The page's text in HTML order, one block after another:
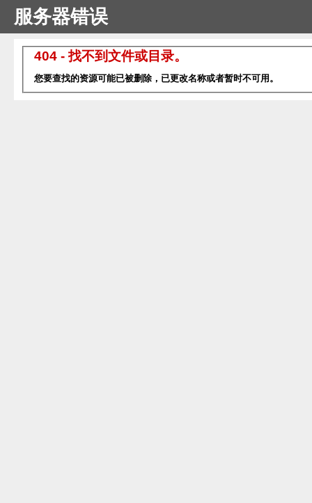
服务器错误
404 - 找不到文件或目录。
您要查找的资源可能已被删除，已更改名称或者暂时不可用。